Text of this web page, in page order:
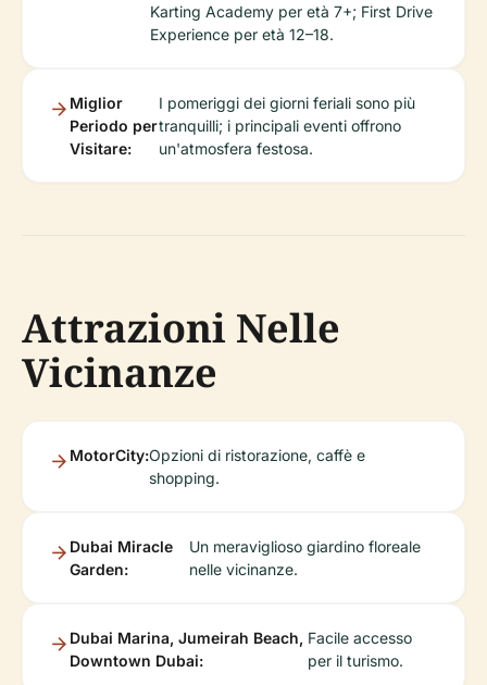
Karting Academy per età 7+; First Drive
Experience per età 12–18.
Miglior
Periodo per
Visitare:
I pomeriggi dei giorni feriali sono più
tranquilli; i principali eventi offrono
un'atmosfera festosa.
Attrazioni Nelle
Vicinanze
MotorCity:Opzioni di ristorazione, caffè e
shopping.
Dubai Miracle
Garden:
Un meraviglioso giardino floreale
nelle vicinanze.
Dubai Marina, Jumeirah Beach,
Downtown Dubai:
Facile accesso
per il turismo.